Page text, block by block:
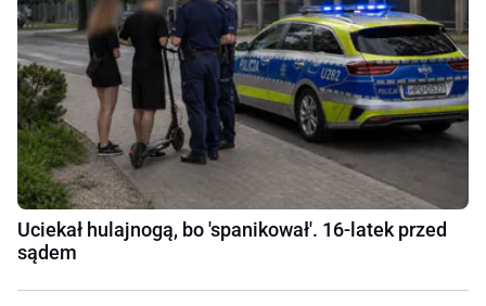
Uciekał hulajnogą, bo 'spanikował'. 16-latek przed
sądem